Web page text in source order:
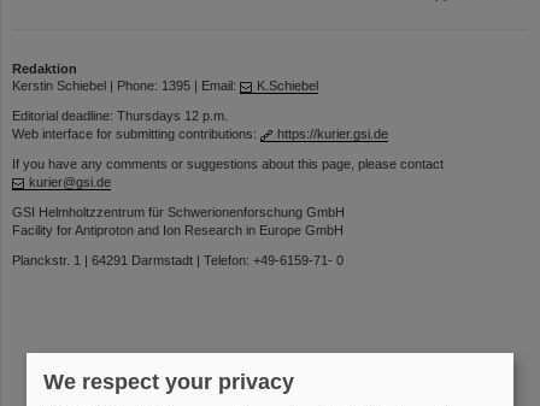
Redaktion
Kerstin Schiebel | Phone: 1395 | Email:
K.Schiebel
Editorial deadline: Thursdays 12 p.m.
Web interface for submitting contributions:
https://kurier.gsi.de
If you have any comments or suggestions about this page, please contact
kurier@gsi.de
GSI Helmholtzzentrum für Schwerionenforschung GmbH
Facility for Antiproton and Ion Research in Europe GmbH
Planckstr. 1 | 64291 Darmstadt | Telefon: +49-6159-71- 0
instagram linkedin youtubehelmholtz.socialfacebook
We respect your privacy